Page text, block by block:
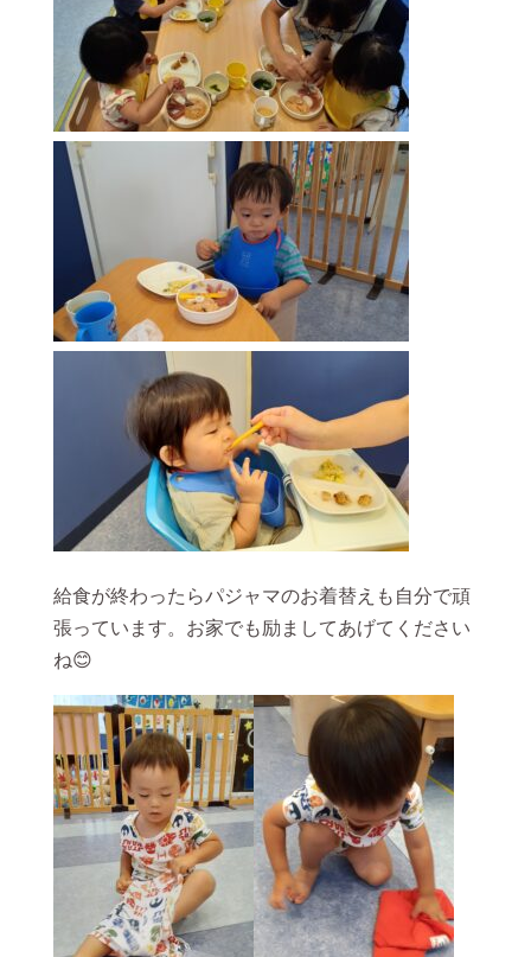
給食が終わったらパジャマのお着替えも自分で頑
張っています。お家でも励ましてあげてください
ね😊